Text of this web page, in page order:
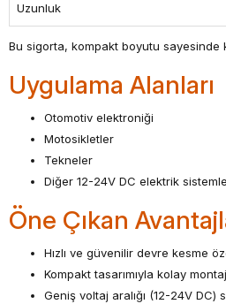
Uzunluk
Bu sigorta, kompakt boyutu sayesinde
Uygulama Alanları
Otomotiv elektroniği
Motosikletler
Tekneler
Diğer 12-24V DC elektrik
Öne Çıkan
Hızlı ve güvenilir devre kesme
Kompakt tasarımıyla kolay
Geniş voltaj aralığı (12-24V DC)